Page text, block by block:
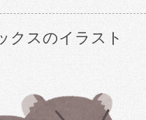
クスのイラスト